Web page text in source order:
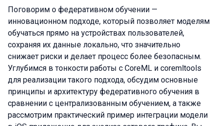
Поговорим о федеративном обучении —
инновационном подходе, который позволяет моделям
обучаться прямо на устройствах пользователей,
сохраняя их данные локально, что значительно
снижает риски и делает процесс более безопасным.
Углубимся в тонкости работы с CoreML и coremltools
для реализации такого подхода, обсудим основные
принципы и архитектуру федеративного обучения в
сравнении с централизованным обучением, а также
рассмотрим практический пример интеграции модели